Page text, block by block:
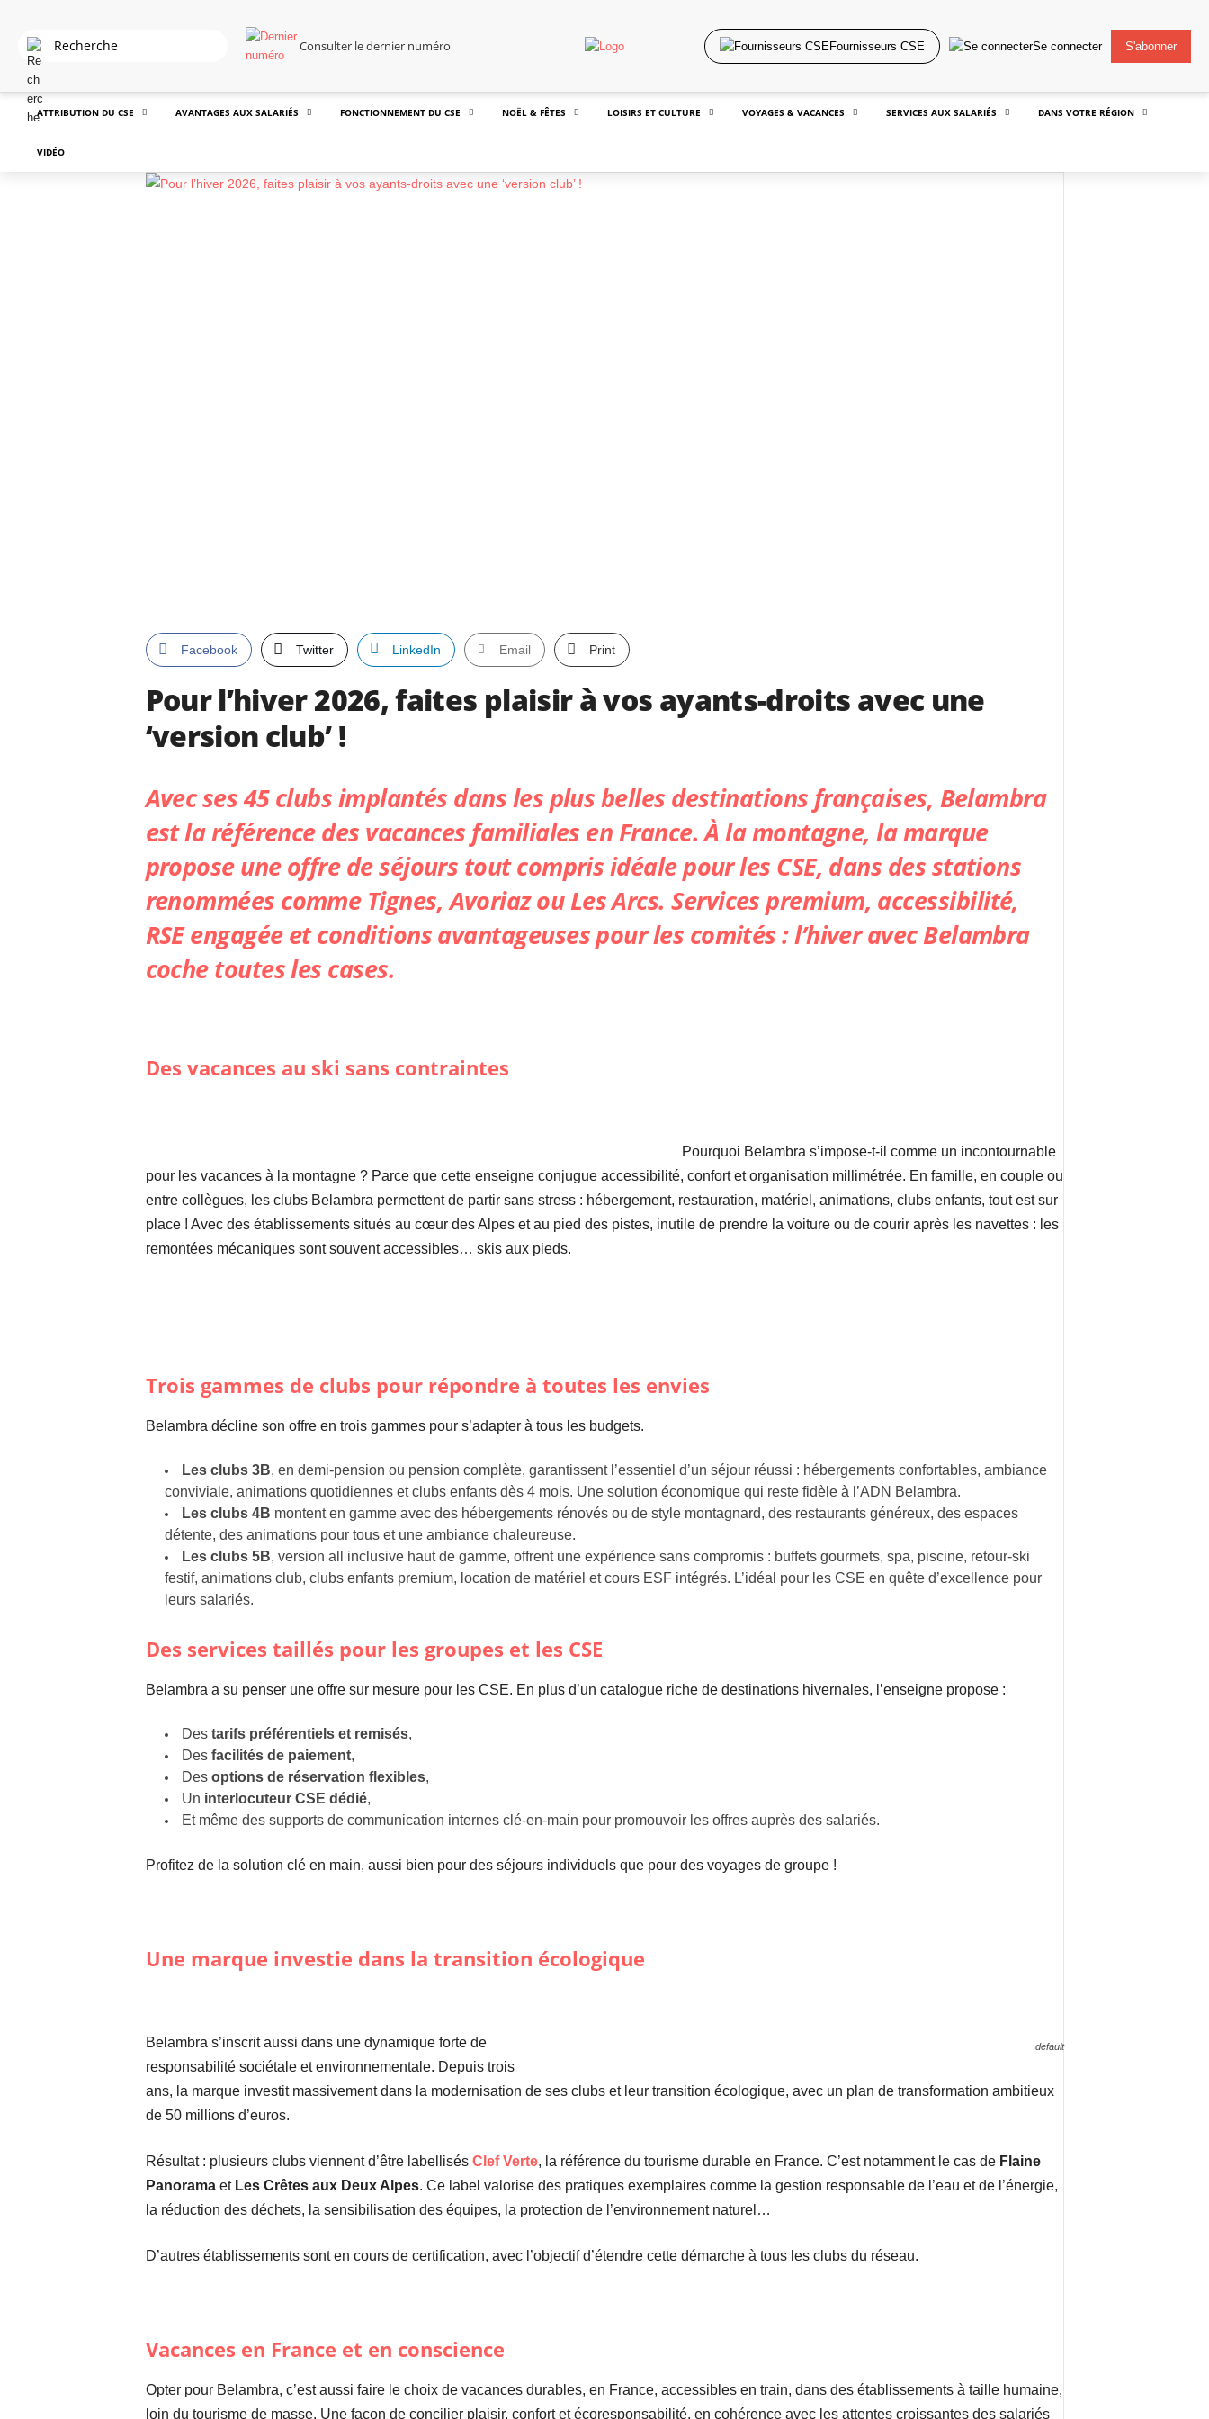
Consulter le dernier numéro Fournisseurs CSE Se connecter S'abonner
ATTRIBUTION DU CSE AVANTAGES AUX SALARIÉS FONCTIONNEMENT DU CSE NOËL & FÊTES LOISIRS ET CULTURE VOYAGES & VACANCES SERVICES AUX SALARIÉS DANS VOTRE RÉGION
VIDÉO
Facebook Twitter LinkedIn Email Print
Pour l’hiver 2026, faites plaisir à vos ayants-droits avec une
‘version club’ !
Avec ses 45 clubs implantés dans les plus belles destinations françaises, Belambra
est la référence des vacances familiales en France. À la montagne, la marque
propose une offre de séjours tout compris idéale pour les CSE, dans des stations
renommées comme Tignes, Avoriaz ou Les Arcs. Services premium, accessibilité,
RSE engagée et conditions avantageuses pour les comités : l’hiver avec Belambra
coche toutes les cases.
Des vacances au ski sans contraintes
Pourquoi Belambra s’impose-t-il comme un incontournable
pour les vacances à la montagne ? Parce que cette enseigne conjugue accessibilité, confort et organisation millimétrée. En famille, en couple ou
entre collègues, les clubs Belambra permettent de partir sans stress : hébergement, restauration, matériel, animations, clubs enfants, tout est sur
place ! Avec des établissements situés au cœur des Alpes et au pied des pistes, inutile de prendre la voiture ou de courir après les navettes : les
remontées mécaniques sont souvent accessibles… skis aux pieds.
Trois gammes de clubs pour répondre à toutes les envies
Belambra décline son offre en trois gammes pour s’adapter à tous les budgets.
Les clubs 3B, en demi-pension ou pension complète, garantissent l’essentiel d’un séjour réussi : hébergements confortables, ambiance
conviviale, animations quotidiennes et clubs enfants dès 4 mois. Une solution économique qui reste fidèle à l’ADN Belambra.
Les clubs 4B montent en gamme avec des hébergements rénovés ou de style montagnard, des restaurants généreux, des espaces
détente, des animations pour tous et une ambiance chaleureuse.
Les clubs 5B, version all inclusive haut de gamme, offrent une expérience sans compromis : buffets gourmets, spa, piscine, retour-ski
festif, animations club, clubs enfants premium, location de matériel et cours ESF intégrés. L’idéal pour les CSE en quête d’excellence pour
leurs salariés.
Des services taillés pour les groupes et les CSE
Belambra a su penser une offre sur mesure pour les CSE. En plus d’un catalogue riche de destinations hivernales, l’enseigne propose :
Des tarifs préférentiels et remisés,
Des facilités de paiement,
Des options de réservation flexibles,
Un interlocuteur CSE dédié,
Et même des supports de communication internes clé-en-main pour promouvoir les offres auprès des salariés.
Profitez de la solution clé en main, aussi bien pour des séjours individuels que pour des voyages de groupe !
Une marque investie dans la transition écologique
default
Belambra s’inscrit aussi dans une dynamique forte de
responsabilité sociétale et environnementale. Depuis trois
ans, la marque investit massivement dans la modernisation de ses clubs et leur transition écologique, avec un plan de transformation ambitieux
de 50 millions d’euros.
Résultat : plusieurs clubs viennent d’être labellisés Clef Verte, la référence du tourisme durable en France. C’est notamment le cas de Flaine
Panoramaet Les Crêtes aux Deux Alpes. Ce label valorise des pratiques exemplaires comme la gestion responsable de l’eau et de l’énergie,
la réduction des déchets, la sensibilisation des équipes, la protection de l’environnement naturel…
D’autres établissements sont en cours de certification, avec l’objectif d’étendre cette démarche à tous les clubs du réseau.
Vacances en France et en conscience
Opter pour Belambra, c’est aussi faire le choix de vacances durables, en France, accessibles en train, dans des établissements à taille humaine,
loin du tourisme de masse. Une façon de concilier plaisir, confort et écoresponsabilité, en cohérence avec les attentes croissantes des salariés